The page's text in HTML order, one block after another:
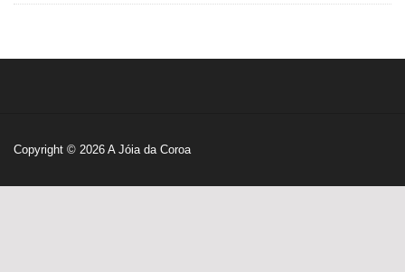
Copyright © 2026 A Jóia da Coroa